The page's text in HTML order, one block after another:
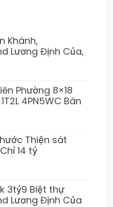
Khánh,
Lương Định Của,
Phường 8×18
4PN5WC Bàn
Thiện sát
14 tỷ
3tỷ9 Biệt thự
Lương Định Của